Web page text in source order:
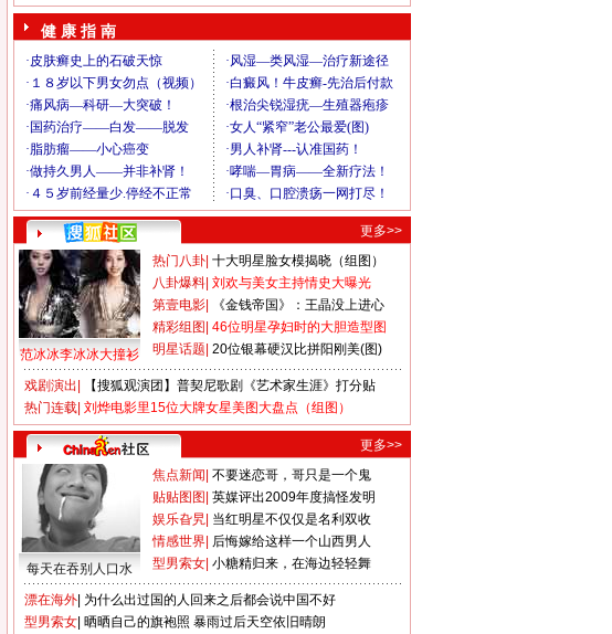
健 康 指 南
更多>>
范冰冰李冰冰大撞衫
热门八卦 十大明星脸女模揭晓（组图）
八卦爆料 刘欢与美女主持情史大曝光
第壹电影
《金钱帝国》：王晶没上进心
精彩组图 46位明星孕妇时的大胆造型图
明星话题 20位银幕硬汉比拼阳刚美(图)
戏剧演出
【搜狐观演团】普契尼歌剧《艺术家生涯》打分贴
热门连载 刘烨电影里15位大牌女星美图大盘点（组图）
更多>>
每天在吞别人口水
焦点新闻 不要迷恋哥，哥只是一个鬼
贴贴图图 英媒评出2009年度搞怪发明
娱乐旮旯 当红明星不仅仅是名利双收
情感世界 后悔嫁给这样一个山西男人
型男索女 小糖精归来，在海边轻轻舞
漂在海外 为什么出过国的人回来之后都会说中国不好
型男索女 晒晒自己的旗袍照 暴雨过后天空依旧晴朗